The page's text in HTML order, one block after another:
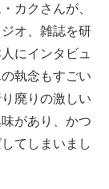
カクさんが、
オ、雑誌を研
にインタビュ
執念もすごい
廃りの激しい
があり、かつ
てしまいまし